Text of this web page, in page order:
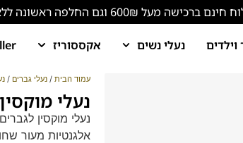
וגם החלפה ראשונה ללא עלות!
וילדים נעלי נשים אקססוריז
עמוד הבית / נעלי גברים /
נעלי מוקסין
אלגנטיות מעור